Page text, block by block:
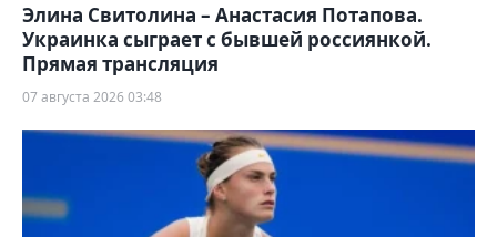
Элина Свитолина – Анастасия Потапова.
Украинка сыграет с бывшей россиянкой.
Прямая трансляция
07 августа 2026 03:48